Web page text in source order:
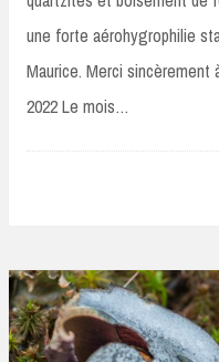
une forte aérohygrophilie
Maurice. Merci sincèrement
2022 Le mois…